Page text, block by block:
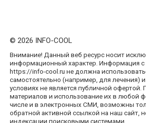
© 2026 INFO-COOL
Внимание! Данный веб ресурс носит
информационный характер. Информация с
https://info-cool.ru не должна
самостоятельно (например, для лечения)
условиях не является публичной офертой.
материалов и использование их в любой
числе и в электронных СМИ, возможны
обратной активной ссылкой на наш сайт,
индексации поисковыми системами.